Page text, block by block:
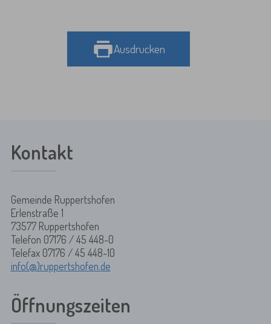
Ausdrucken
Kontakt
Gemeinde Ruppertshofen
Erlenstraße 1
73577 Ruppertshofen
Telefon 07176 / 45 448-0
Telefax 07176 / 45 448-10
info(@)ruppertshofen.de
Öffnungszeiten